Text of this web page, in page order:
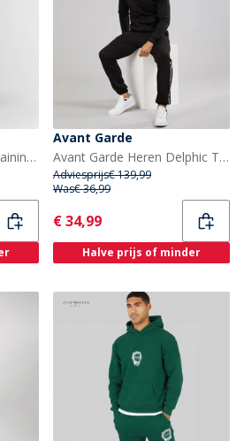
Closure London Luxe Trainingspak voor Heren Zwart
Avant Garde
Avant Garde Heren Delphic Trainingspak Zwart
Adviesprijs€ 139,99
Was€ 36,99
Current
€ 34,99
Halve prijs of minder